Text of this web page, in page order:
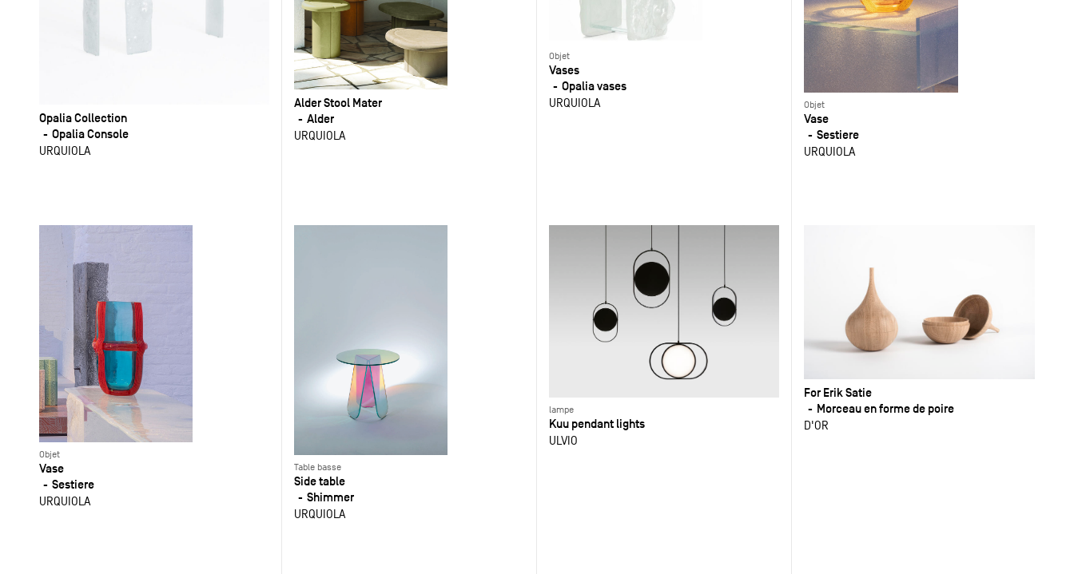
Opalia Collection
Opalia Console
URQUIOLA
Alder Stool Mater
Alder
URQUIOLA
Objet
Vases
Opalia vases
URQUIOLA Objet
Vase
Sestiere
URQUIOLA
Objet
Vase
Sestiere
URQUIOLA
Table basse
Side table
Shimmer
URQUIOLA
lampe
Kuu pendant lights
ULVIO
For Erik Satie
Morceau en forme de poire
D'OR